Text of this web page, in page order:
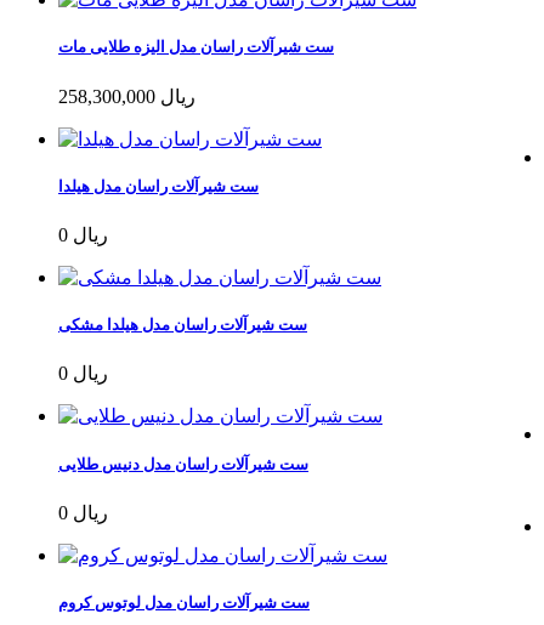
ست شیرآلات راسان مدل الیزه طلایی مات
258,300,000 ریال
ست شیرآلات راسان مدل هیلدا
0 ریال
ست شیرآلات راسان مدل هیلدا مشکی
0 ریال
ست شیرآلات راسان مدل دنیس طلایی
0 ریال
ست شیرآلات راسان مدل لوتوس کروم